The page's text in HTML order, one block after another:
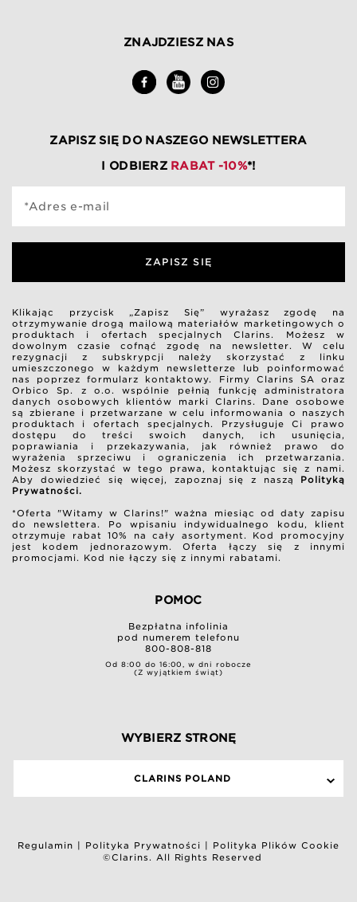
ZNAJDZIESZ NAS
ZAPISZ SIĘ DO NASZEGO NEWSLETTERA
I ODBIERZ RABAT -10%*!
*Adres e-mail
ZAPISZ SIĘ
Klikając przycisk „Zapisz Się” wyrażasz zgodę na
otrzymywanie drogą mailową materiałów marketingowych o
produktach i ofertach specjalnych Clarins. Możesz w
dowolnym czasie cofnąć zgodę na newsletter. W celu
rezygnacji z subskrypcji należy skorzystać z linku
umieszczonego w każdym newsletterze lub poinformować
nas poprzez formularz kontaktowy. Firmy Clarins SA oraz
Orbico Sp. z o.o. wspólnie pełnią funkcję administratora
danych osobowych klientów marki Clarins. Dane osobowe
są zbierane i przetwarzane w celu informowania o naszych
produktach i ofertach specjalnych. Przysługuje Ci prawo
dostępu do treści swoich danych, ich usunięcia,
poprawiania i przekazywania, jak również prawo do
wyrażenia sprzeciwu i ograniczenia ich przetwarzania.
Możesz skorzystać w tego prawa, kontaktując się z nami.
Aby dowiedzieć się więcej, zapoznaj się z naszą Polityką
Prywatności.
*Oferta "Witamy w Clarins!" ważna miesiąc od daty zapisu
do newslettera. Po wpisaniu indywidualnego kodu, klient
otrzymuje rabat 10% na cały asortyment. Kod promocyjny
jest kodem jednorazowym. Oferta łączy się z innymi
promocjami. Kod nie łączy się z innymi rabatami.
POMOC
Bezpłatna infolinia
pod numerem telefonu
800-808-818
Od 8:00 do 16:00, w dni robocze
(Z wyjątkiem świąt)
WYBIERZ STRONĘ
CLARINS POLAND
Regulamin Polityka Prywatności
Polityka Plików Cookie
©Clarins. All Rights Reserved